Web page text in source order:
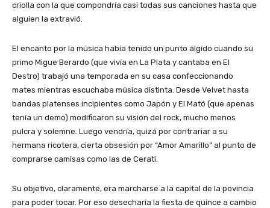
criolla con la que compondría casi todas sus canciones hasta que
alguien la extravió.
El encanto por la música había tenido un punto álgido cuando su
primo Migue Berardo (que vivía en La Plata y cantaba en El
Destro) trabajó una temporada en su casa confeccionando
mates mientras escuchaba música distinta. Desde Velvet hasta
bandas platenses incipientes como Japón y El Mató (que apenas
tenía un demo) modificaron su visión del rock, mucho menos
pulcra y solemne. Luego vendría, quizá por contrariar a su
hermana ricotera, cierta obsesión por “Amor Amarillo” al punto de
comprarse camisas como las de Cerati.
Su objetivo, claramente, era marcharse a la capital de la povincia
para poder tocar. Por eso desecharía la fiesta de quince a cambio